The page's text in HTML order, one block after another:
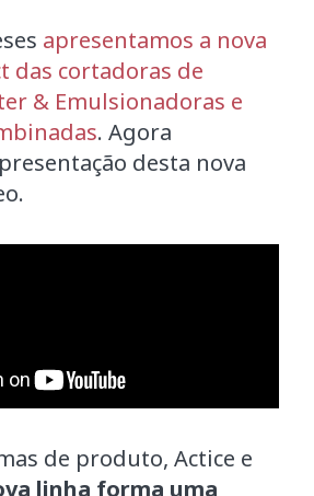
apresentamos a nova
das cortadoras de
& Emulsionadoras e
. Agora
desta nova
de produto, Actice e
linha forma uma